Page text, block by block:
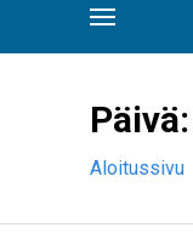
Päivä:
Aloitussivu